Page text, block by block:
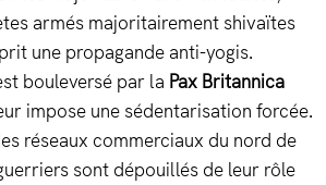
armés majoritairement shivaïtes
une propagande anti-yogis.
bouleversé par la Pax Britannica
impose une sédentarisation forcée.
réseaux commerciaux du nord de
sont dépouillés de leur rôle